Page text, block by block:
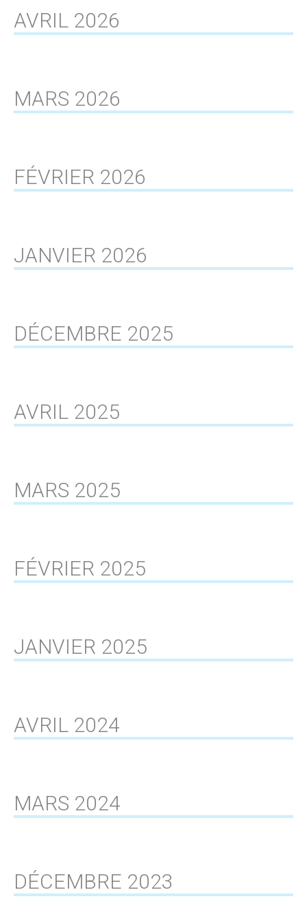
AVRIL 2026
MARS 2026
FÉVRIER 2026
JANVIER 2026
DÉCEMBRE 2025
AVRIL 2025
MARS 2025
FÉVRIER 2025
JANVIER 2025
AVRIL 2024
MARS 2024
DÉCEMBRE 2023